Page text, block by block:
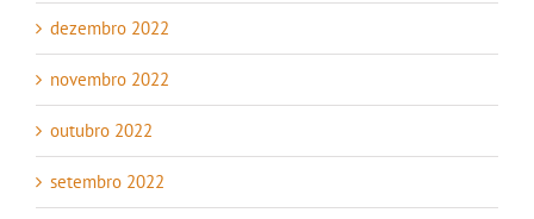
dezembro 2022
novembro 2022
outubro 2022
setembro 2022